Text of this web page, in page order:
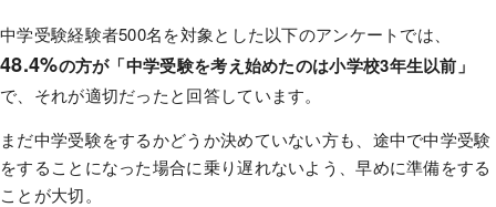
中学受験経験者500名を対象とした以下のアンケートでは、
48.4%の方が「中学受験を考え始めたのは小学校3年生以前」
で、それが適切だったと回答しています。
まだ中学受験をするかどうか決めていない方も、途中で中学受験
をすることになった場合に乗り遅れないよう、早めに準備をする
ことが大切。